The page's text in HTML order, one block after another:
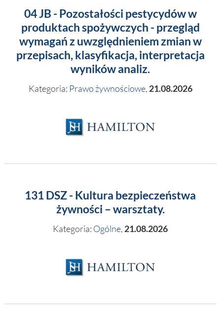
04 JB - Pozostałości pestycydów w
produktach spożywczych - przegląd
wymagań z uwzględnieniem zmian w
przepisach, klasyfikacja, interpretacja
wyników analiz.
Kategoria: Prawo żywnościowe, 21.08.2026
131 DSZ - Kultura bezpieczeństwa
żywności – warsztaty.
Kategoria: Ogólne, 21.08.2026